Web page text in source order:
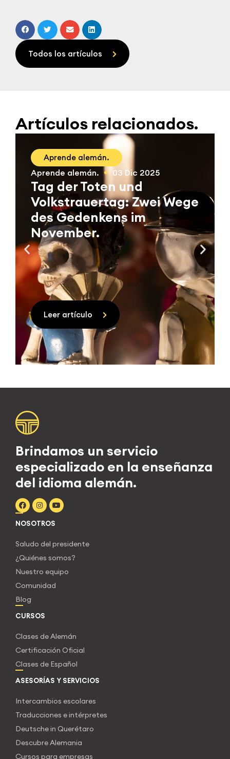
Todos los artículos
Artículos relacionados.
Aprende alemán.
Aprende alemán. 03 Dic 2025
Tag der Toten und
Volkstrauertag: Zwei Wege
des Gedenkens im
November.
Leer artículo
Brindamos un servicio
especializado en la enseñanza
del idioma alemán.
NOSOTROS
Saludo del presidente
¿Quiénes somos?
Nuestro equipo
Comunidad
Blog
CURSOS
Clases de Alemán
Certificación Oficial
Clases de Español
ASESORÍAS Y SERVICIOS
Intercambios escolares
Traducciones e intérpretes
Deutsche in Querétaro
Descubre Alemania
Cursos para empresas